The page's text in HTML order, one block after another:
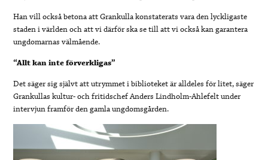
Han vill också betona att Grankulla konstaterats vara den lyckligaste
staden i världen och att vi därför ska se till att vi också kan garantera
ungdomarnas välmående.
“Allt kan inte förverkligas”
Det säger sig självt att utrymmet i biblioteket är alldeles för litet, säger
Grankullas kultur- och fritidschef Anders Lindholm-Ahlefelt under
intervjun framför den gamla ungdomsgården.